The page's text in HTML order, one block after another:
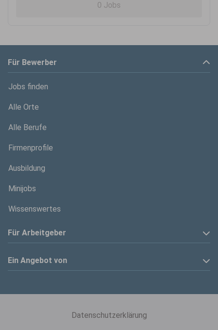
0 Jobs
Für Bewerber
Jobs finden
Alle Orte
Alle Berufe
Firmenprofile
Ausbildung
Minijobs
Wissenswertes
Für Arbeitgeber
Anzeige schalten
Ein Angebot von
Datenschutzerklärung